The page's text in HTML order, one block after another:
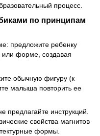
процесс.
по принципам
предложите ребенку
или форме, создавая
обычную фигуру (к
малыша повторить ее
предлагайте инструкций.
свойства магнитов
формы.